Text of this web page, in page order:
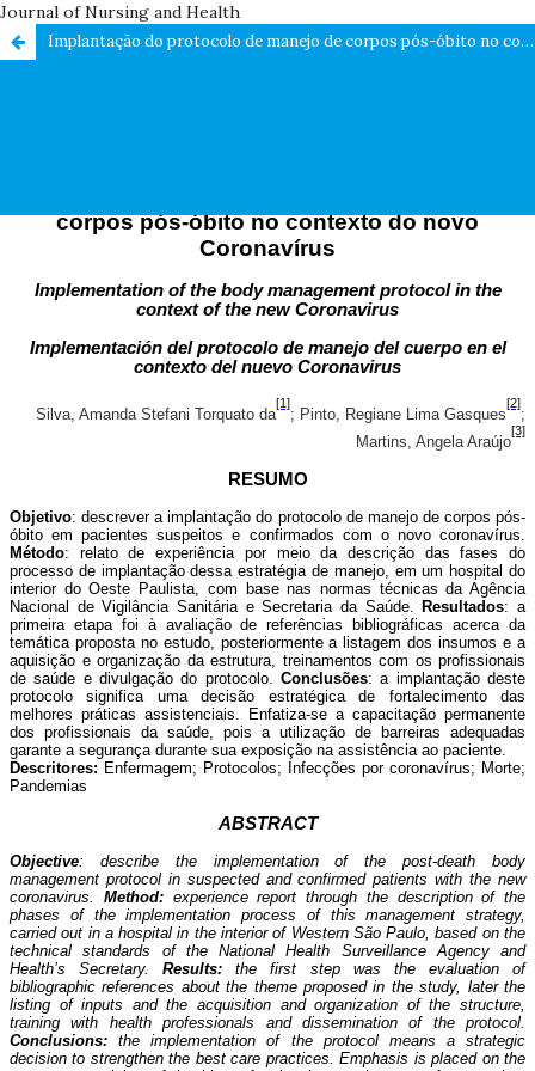
Journal of Nursing and Health
Implantação do protocolo de manejo de corpos pós-óbito no contexto do novo Coronavírus / Implementation of the body management protocol in the context of the new Coronavirus